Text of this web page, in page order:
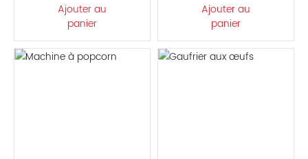
Ajouter au
panier
Ajouter au
panier